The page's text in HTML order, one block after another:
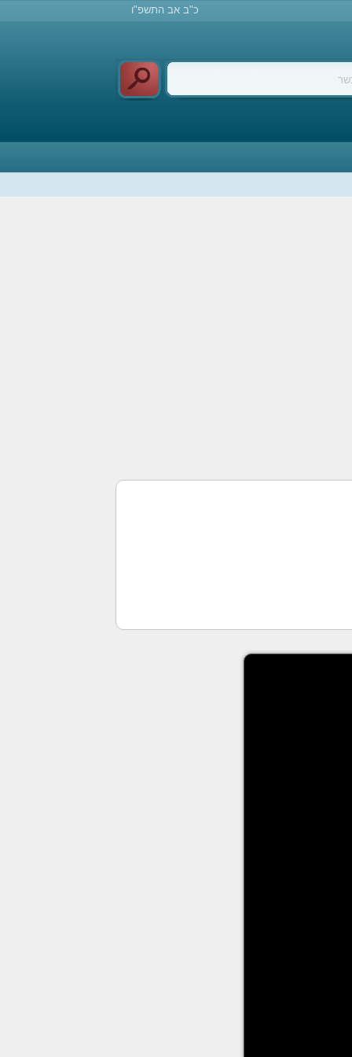
כ"ב אב התשפ"ו